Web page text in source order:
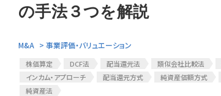
の手法３つを解説
M&A > 事業評価・バリュエーション
株価算定 DCF法 配当還元法 類似会社比較法
インカム・アプローチ
配当還元方式 純資産価額方式
純資産法